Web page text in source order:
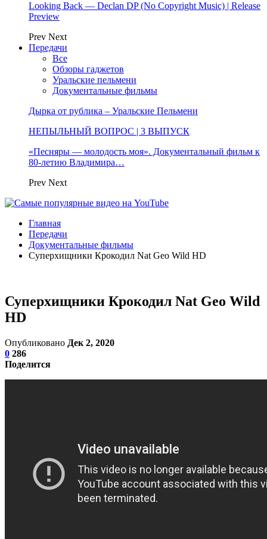
Looking Back — Declan DP (No Copyright Music) | Release
Preview
Prev Next
Передачи
Все
Обзоры гаджетов
Уральские пельмени
Документальные фильмы
Дырка от рублика – Уральские Пельмени
НЕПЫЛЬНЫЙ ВОПРОС | 3 ВЫПУСК
«Песняры — молодость моя». Документальный фильм к
80-летию Владимира…
Prev Next
Главная
Передачи
Документальные фильмы
Суперхищники Крокодил Nat Geo Wild HD
Суперхищники Крокодил Nat Geo Wild
HD
Опубликовано Дек 2, 2020
0 286
Поделится